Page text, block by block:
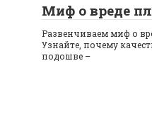
Миф о вреде
Развенчиваем миф о
Узнайте, почему
подошве –